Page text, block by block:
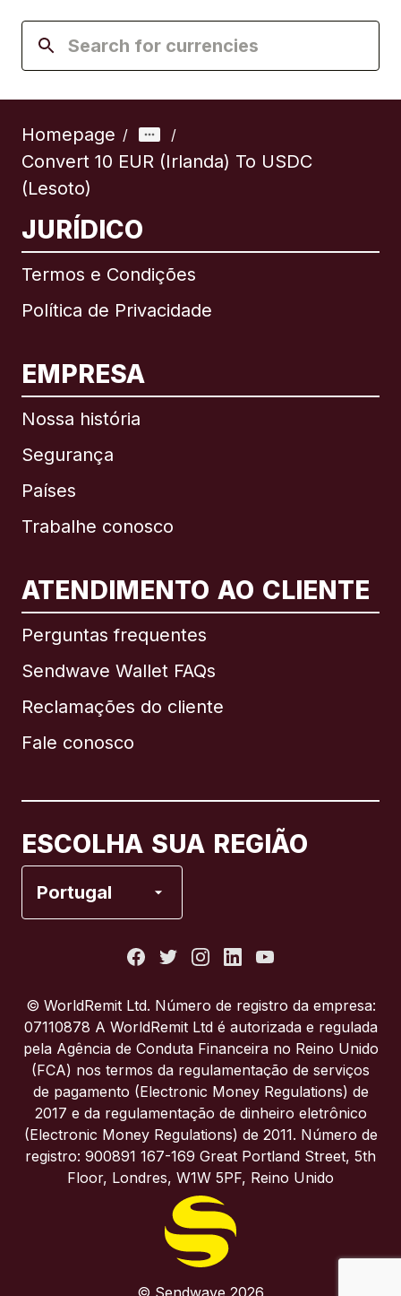
Homepage / /
Convert 10 EUR (Irlanda) To USDC
(Lesoto)
JURÍDICO
Termos e Condições
Política de Privacidade
EMPRESA
Nossa história
Segurança
Países
Trabalhe conosco
ATENDIMENTO AO CLIENTE
Perguntas frequentes
Sendwave Wallet FAQs
Reclamações do cliente
Fale conosco
ESCOLHA SUA REGIÃO
Portugal
Internacional English
Brasil
Itália
Portugal
Reino Unido
© WorldRemit Ltd. Número de registro da empresa:
07110878 A WorldRemit Ltd é autorizada e regulada
pela Agência de Conduta Financeira no Reino Unido
(FCA) nos termos da regulamentação de serviços
de pagamento (Electronic Money Regulations) de
2017 e da regulamentação de dinheiro eletrônico
(Electronic Money Regulations) de 2011. Número de
registro: 900891 167-169 Great Portland Street, 5th
Floor, Londres, W1W 5PF, Reino Unido